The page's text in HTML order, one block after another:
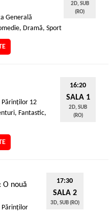
Generală
Dramă, Sport
2D, SUB
(RO)
Părinţilor 12
Fantastic,
16:20
SALA 1
2D, SUB
(RO)
O nouă
Părinţilor
17:30
SALA 2
3D, SUB (RO)